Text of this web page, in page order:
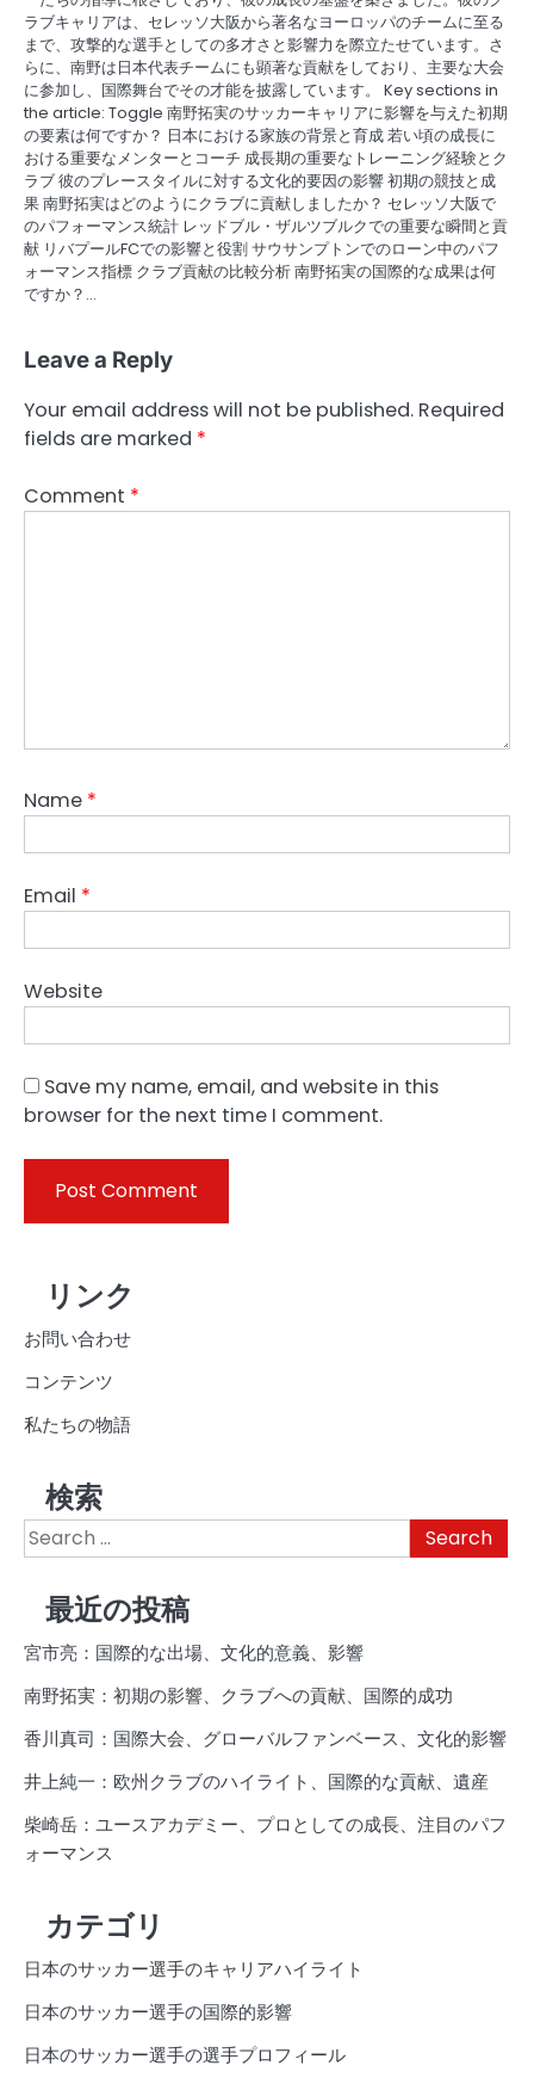
ラブキャリアは、セレッソ大阪から著名なヨーロッパのチームに至る
まで、攻撃的な選手としての多才さと影響力を際立たせています。さ
らに、南野は日本代表チームにも顕著な貢献をしており、主要な大会
に参加し、国際舞台でその才能を披露しています。 Key sections in
the article: Toggle 南野拓実のサッカーキャリアに影響を与えた初期
の要素は何ですか？ 日本における家族の背景と育成 若い頃の成長に
おける重要なメンターとコーチ 成長期の重要なトレーニング経験とク
ラブ 彼のプレースタイルに対する文化的要因の影響 初期の競技と成
果 南野拓実はどのようにクラブに貢献しましたか？ セレッソ大阪で
のパフォーマンス統計 レッドブル・ザルツブルクでの重要な瞬間と貢
献 リバプールFCでの影響と役割 サウサンプトンでのローン中のパフ
ォーマンス指標 クラブ貢献の比較分析 南野拓実の国際的な成果は何
ですか？…
Leave a Reply
Your email address will not be published. Required
fields are marked *
Comment *
Name *
Email *
Website
Save my name, email, and website in this
browser for the next time I comment.
リンク
お問い合わせ
コンテンツ
私たちの物語
検索
Search
for:
最近の投稿
宮市亮：国際的な出場、文化的意義、影響
南野拓実：初期の影響、クラブへの貢献、国際的成功
香川真司：国際大会、グローバルファンベース、文化的影響
井上純一：欧州クラブのハイライト、国際的な貢献、遺産
柴崎岳：ユースアカデミー、プロとしての成長、注目のパフ
ォーマンス
カテゴリ
日本のサッカー選手のキャリアハイライト
日本のサッカー選手の国際的影響
日本のサッカー選手の選手プロフィール